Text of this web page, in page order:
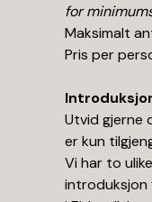
for
Maksimalt
Pris per
Utvid gjerne
er kun
Vi har to
introduksjon